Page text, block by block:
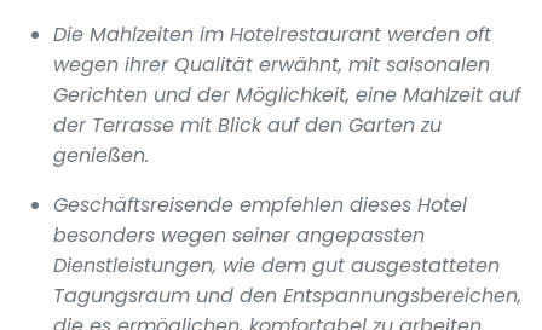
Die Mahlzeiten im Hotelrestaurant werden oft
wegen ihrer Qualität erwähnt, mit saisonalen
Gerichten und der Möglichkeit, eine Mahlzeit auf
der Terrasse mit Blick auf den Garten zu
genießen.
Geschäftsreisende empfehlen dieses Hotel
besonders wegen seiner angepassten
Dienstleistungen, wie dem gut ausgestatteten
Tagungsraum und den Entspannungsbereichen,